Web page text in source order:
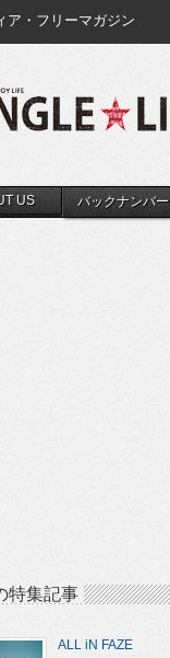
ア・フリーマガジン
US バックナンバー
特集記事
ALL iN FAZE